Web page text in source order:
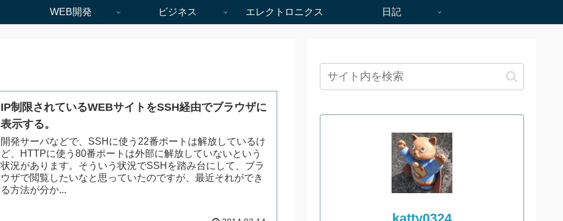
WEB開発 ビジネス エレクトロニクス 日記
IP制限されているWEBサイトをSSH経由でブラウザに
表示する。
開発サーバなどで、SSHに使う22番ポートは解放しているけ
ど、HTTPに使う80番ポートは外部に解放していないという
状況があります。そういう状況でSSHを踏み台にして、ブラ
ウザで閲覧したいなと思っていたのですが、最近それができ
る方法が分か...